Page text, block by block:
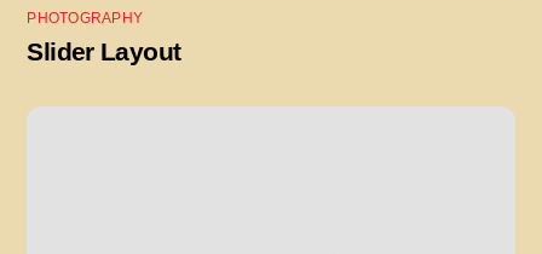
PHOTOGRAPHY
Slider Layout